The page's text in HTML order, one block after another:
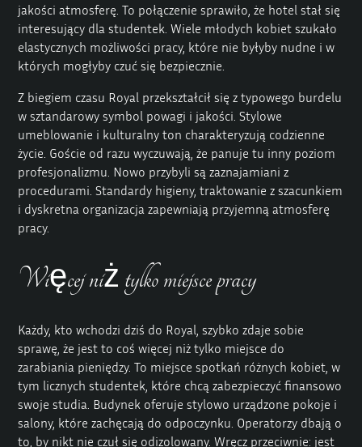
jakości atmosferę. To połączenie sprawiło, że hotel stał się
interesujący dla studentek. Wiele młodych kobiet szukało
elastycznych możliwości pracy, które nie byłyby nudne i w
których mogłyby czuć się bezpiecznie.
Z biegiem czasu Royal przekształcił się z typowego burdelu
w sztandarowy symbol powagi i jakości. Stylowe
umeblowanie i kulturalny ton charakteryzują codzienne
życie. Goście od razu wyczuwają, że panuje tu inny poziom
profesjonalizmu. Nowo przybyli są zaznajamiani z
procedurami. Standardy higieny, traktowanie z szacunkiem
i dyskretna organizacja zapewniają przyjemną atmosferę
pracy.
Więcej niż tylko miejsce pracy
Każdy, kto wchodzi dziś do Royal, szybko zdaje sobie
sprawę, że jest to coś więcej niż tylko miejsce do
zarabiania pieniędzy. To miejsce spotkań różnych kobiet, w
tym licznych studentek, które chcą zabezpieczyć finansowo
swoje studia. Budynek oferuje stylowo urządzone pokoje i
salony, które zachęcają do odpoczynku. Operatorzy dbają o
to, by nikt nie czuł się odizolowany. Wręcz przeciwnie: jest